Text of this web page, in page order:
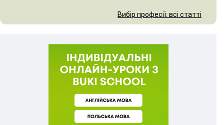
Вибір професії: всі статті